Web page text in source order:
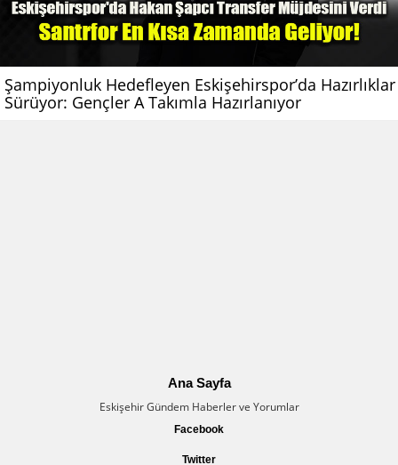
Şampiyonluk Hedefleyen Eskişehirspor’da Hazırlıklar
Sürüyor: Gençler A Takımla Hazırlanıyor
Ana Sayfa
Eskişehir Gündem Haberler ve Yorumlar
Facebook
Twitter